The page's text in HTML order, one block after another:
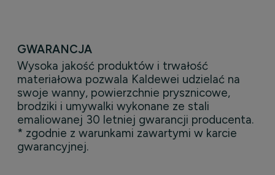
GWARANCJA
Wysoka jakość produktów i trwałość
materiałowa pozwala Kaldewei udzielać na
swoje wanny, powierzchnie prysznicowe,
brodziki i umywalki wykonane ze stali
emaliowanej 30 letniej gwarancji producenta.
* zgodnie z warunkami zawartymi w karcie
gwarancyjnej.